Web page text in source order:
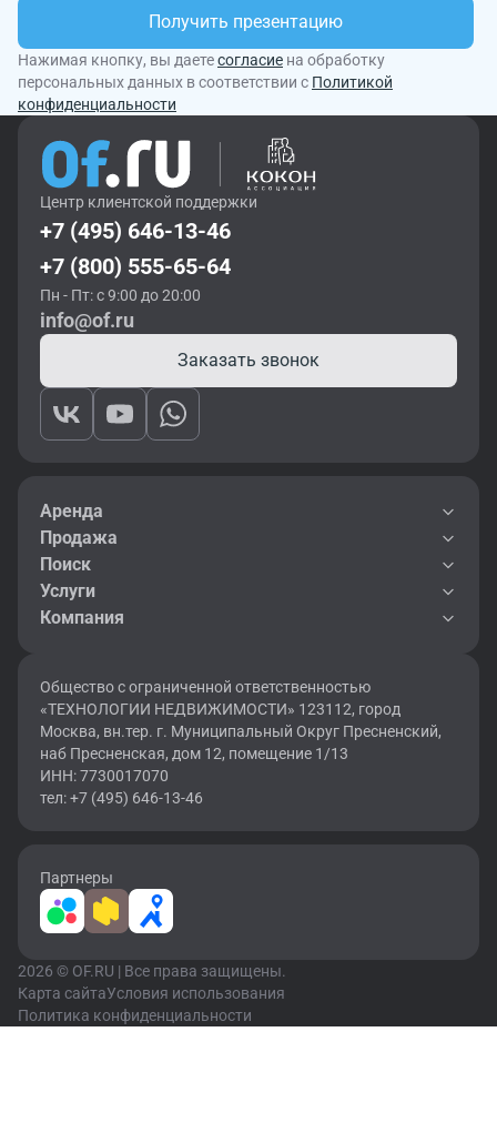
Получить презентацию
Нажимая кнопку, вы даетесогласие на обработку
персональных данных в соответствии с Политикой
конфиденциальности
Центр клиентской поддержки
+7 (495) 646-13-46
+7 (800) 555-65-64
Пн - Пт: с 9:00 до 20:00
info@of.ru
Заказать звонок
Аренда
Продажа
Поиск
Услуги
Компания
Общество с ограниченной ответственностью
«ТЕХНОЛОГИИ НЕДВИЖИМОСТИ» 123112, город
Москва, вн.тер. г. Муниципальный Округ Пресненский,
наб Пресненская, дом 12, помещение 1/13
ИНН: 7730017070
тел: +7 (495) 646-13-46
Партнеры
2026 © OF.RU | Все права защищены.
Карта сайтаУсловия использования
Политика конфиденциальности